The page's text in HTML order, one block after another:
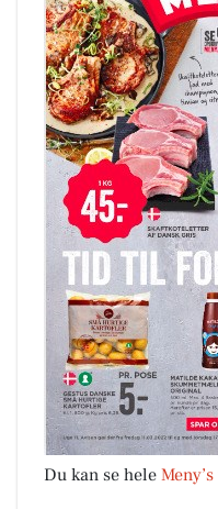
Du kan se hele